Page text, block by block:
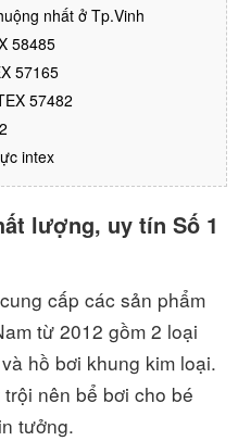
nhất ở Tp.Vinh
58485
57165
57482
intex
lượng, uy tín Số 1
cấp các sản phẩm
từ 2012 gồm 2 loại
hồ bơi khung kim loại.
nên bể bơi cho bé
tưởng.